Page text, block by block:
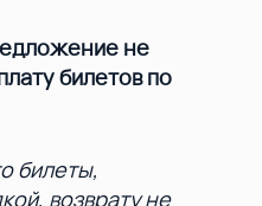
не
билетов по
билеты,
возврату не